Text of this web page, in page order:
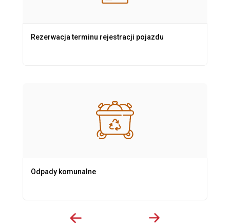
Rezerwacja terminu rejestracji pojazdu
Odpady komunalne